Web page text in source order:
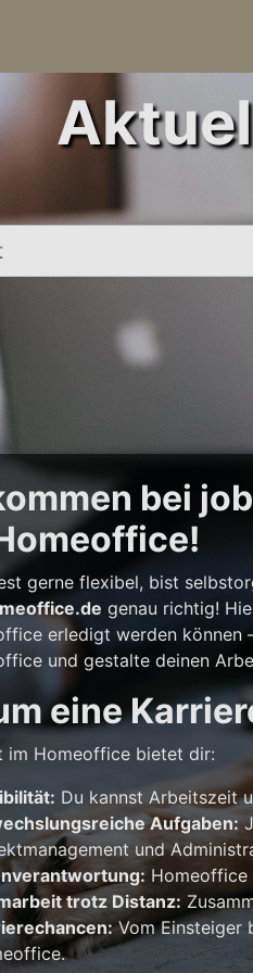
bei
gerne flexibel, bist
genau richtig!
erledigt werden können
und gestalte deinen
eine
im Homeoffice bietet dir:
Du kannst Arbeitszeit
Aufgaben:
und
Homeoffice
trotz Distanz:
Vom Einsteiger